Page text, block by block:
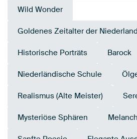
Wild Wonder
Goldenes Zeitalter der
Historische Porträts Barock
Niederländische Schule
Realismus (Alte Meister)
Mysteriöse Sphären